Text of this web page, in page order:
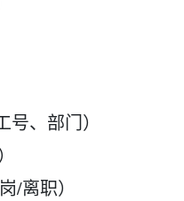
、部门）
/离职）